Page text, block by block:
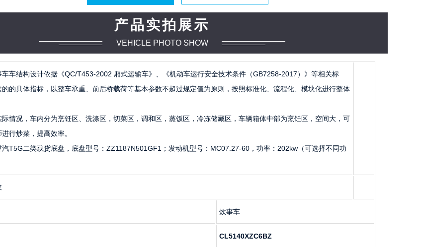
产品实拍展示
VEHICLE PHOTO SHOW
车车结构设计依据《QC/T453-2002 厢式运输车》、《机动车运行安全技术条件（GB7258-2017）》等相关标
的具体指标，以整车承重、前后桥载荷等基本参数不超过规定值为原则，按照标准化、流程化、模块化进行整体
情况，车内分为烹饪区、洗涤区，切菜区，调和区，蒸饭区，冷冻储藏区，车辆箱体中部为烹饪区，空间大，可
行炒菜，提高效率。
T5G二类载货底盘，底盘型号：ZZ1187N501GF1；发动机型号：MC07.27-60，功率：202kw（可选择不同功
炊事车
CL5140XZC6BZ